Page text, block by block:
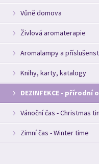
Vůně domova
Živlová aromaterapie
Aromalampy a
Knihy, karty, katalogy
DEZINFEKCE - přírodní
Vánoční čas - Christmas
Zimní čas - Winter time